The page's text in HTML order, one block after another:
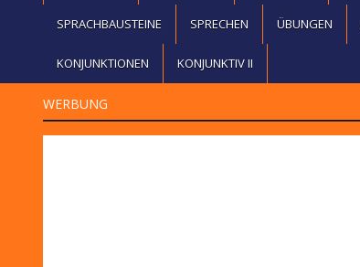
SPRACHBAUSTEINE SPRECHEN ÜBUNGEN
KONJUNKTIONEN KONJUNKTIV II
WERBUNG